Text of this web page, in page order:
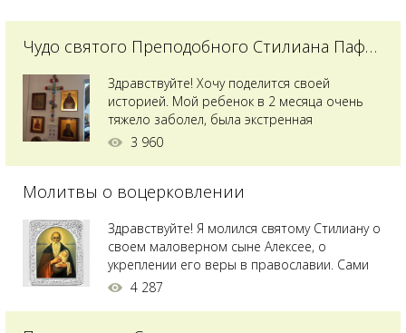
Чудо святого Преподобного Стилиана Пафлагонского
Здравствуйте! Хочу поделится своей
историей. Мой ребенок в 2 месяца очень
тяжело заболел, была экстренная
сложнейшая операция, состояние после
святого Владимира я увидела незнакомую
позже прочитав про него, узнала про
Преподобного...
3 960
Молитвы о воцерковлении
Здравствуйте! Я молился святому Стилиану о
своем маловерном сыне Алексее, о
укреплении его веры в православии. Сами
мы с супругой воцерковлены. Через год
4 287